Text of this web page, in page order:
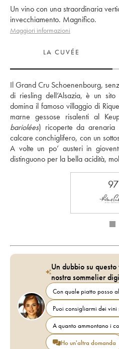
Un vino con una straordinaria
invecchiamento. Magnifico.
Maggiori informazioni
LA CUVÉE
Il Grand Cru Schoenenbourg,
di riesling dell’Alsazia, è un
domina il famoso villaggio di
marne gessose risalenti al
bariolées) ricoperte da
calcare conchiglifero, con un
A volte un po’ austeri in
distinguono per la bella acidità,
97
Un dubbio su
nostra sommelier
Con quale piatto posso
Puoi consigliarmi dei vini
A quanto ammontano i
Ho un'altra domanda